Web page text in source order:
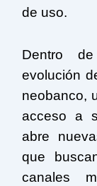
de uso.
Dentro
evolución
neobanco,
acceso a
abre
que
canales